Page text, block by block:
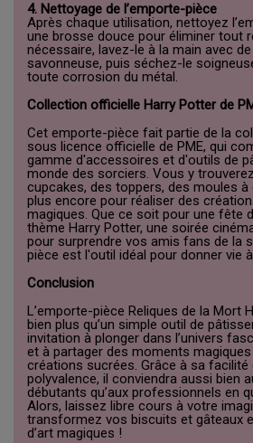
4. Nettoyage de l’emporte-pièce
Après chaque utilisation, nettoyez
une brosse douce pour éliminer tout
nécessaire, lavez-le à la main avec
savonneuse, puis séchez-le
toute corrosion du métal.
Collection officielle Harry Potter de
Cet emporte-pièce fait partie de la
sous licence officielle de PME, qui
gamme d'accessoires et d'outils de
monde des sorciers. Vous y
cupcakes, des toppers, des moules
plus encore pour réaliser des
magiques. Que ce soit pour une fête
thème Harry Potter, une soirée
pour surprendre vos amis fans de la
pièce est l'outil idéal pour donner vie
Conclusion
L’emporte-pièce Reliques de la Mort
bien plus qu’un simple outil de
invitation à plonger dans l’univers
et à partager des moments
créations sucrées. Grâce à sa facilité
polyvalence, il conviendra aussi bien
débutants qu’aux professionnels en
Alors, laissez libre cours à votre
transformez vos biscuits et gâteaux
d’art magiques !